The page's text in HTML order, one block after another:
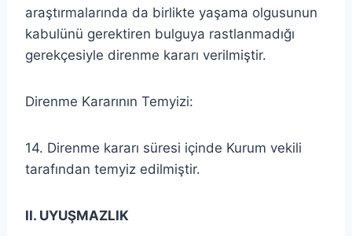
araştırmalarında da birlikte yaşama olgusunun
kabulünü gerektiren bulguya rastlanmadığı
gerekçesiyle direnme kararı verilmiştir.
Direnme Kararının Temyizi:
14. Direnme kararı süresi içinde Kurum vekili
tarafından temyiz edilmiştir.
II. UYUŞMAZLIK